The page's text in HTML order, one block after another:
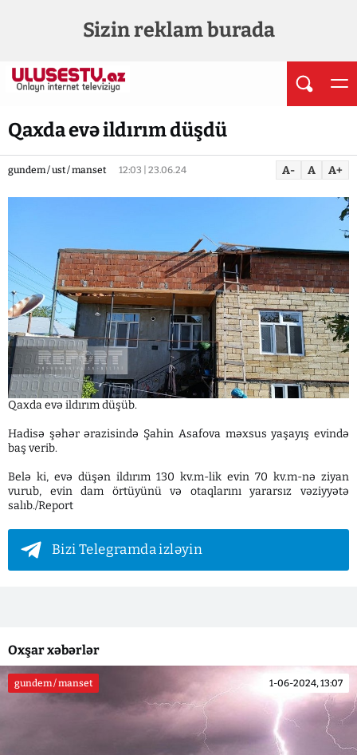
Sizin reklam burada
Qaxda evə ildırım düşdü
gundem / ust / manset 12:03 | 23.06.24 A- A A+
Qaxda evə ildırım düşüb.
Hadisə şəhər ərazisində Şahin Asafova məxsus yaşayış evində
baş verib.
Belə ki, evə düşən ildırım 130 kv.m-lik evin 70 kv.m-nə ziyan
vurub, evin dam örtüyünü və otaqlarını yararsız vəziyyətə
salıb./Report
Bizi Telegramda izləyin
Oxşar xəbərlər
gundem / manset 1-06-2024, 13:07